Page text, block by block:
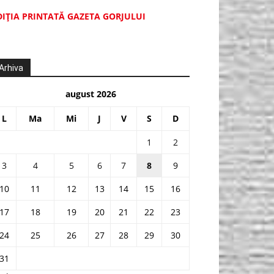
PRINTATĂ GAZETA GORJULUI
august 2026
L Ma Mi J V S D
1
2
3
4 5 6 7 8
9
11 12 13 14 15
16
18 19 20 21 22
23
25 26 27 28 29
30